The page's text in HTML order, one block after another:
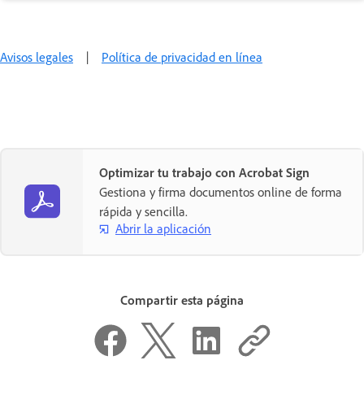
Avisos legales | Política de privacidad en línea
Optimizar tu trabajo con Acrobat Sign
Gestiona y firma documentos online de forma
rápida y sencilla.
Abrir la aplicación
Compartir esta página